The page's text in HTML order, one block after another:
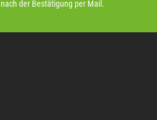
der Bestätigung per Mail.